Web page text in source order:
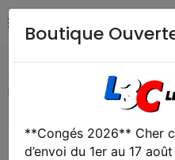
Airsoft / Paintball
Billes airsoft 6mm rzr 0.25g
Exclusivité web !
Boutique
**Congés 2026** Cher
d’envoi du 1er au 17